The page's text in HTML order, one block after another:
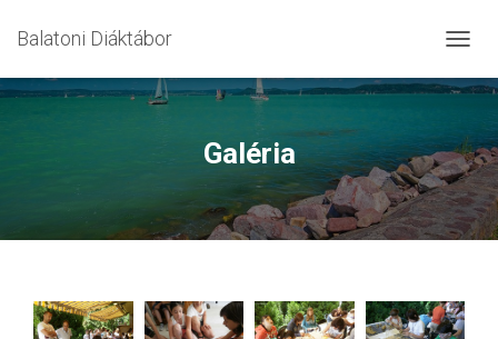
Balatoni Diáktábor
O
G
L
E
N
A
T
I
Galéria